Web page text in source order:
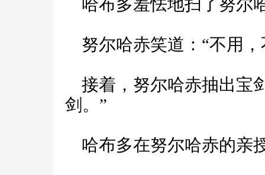
哈布多羞怯地扫了努尔
努尔哈赤笑道：“不用，
接着，努尔哈赤抽出宝
剑。”
哈布多在努尔哈赤的亲